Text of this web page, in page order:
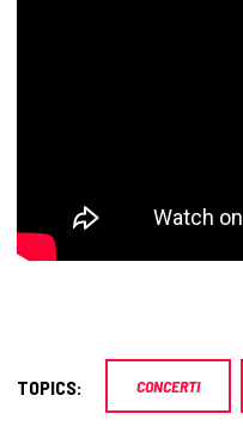
TOPICS: CONCERTI